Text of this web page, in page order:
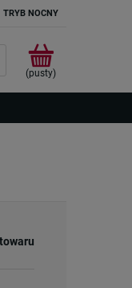
TRYB NOCNY
(pusty)